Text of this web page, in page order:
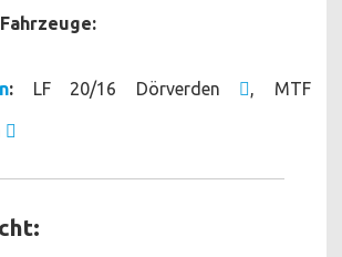
: LF 20/16 Dörverden , MTF